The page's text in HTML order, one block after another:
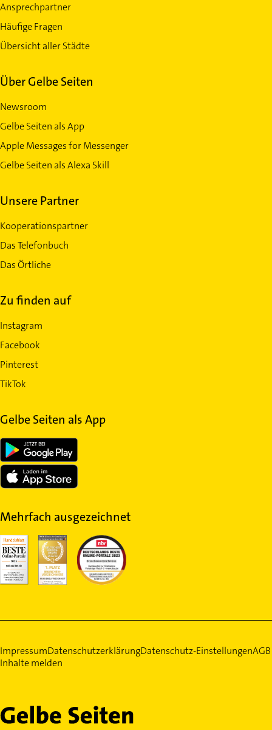
Ansprechpartner
Häufige Fragen
Übersicht aller Städte
Über Gelbe Seiten
Newsroom
Gelbe Seiten als App
Apple Messages for Messenger
Gelbe Seiten als Alexa Skill
Unsere Partner
Kooperationspartner
Das Telefonbuch
Das Örtliche
Zu finden auf
Instagram
Facebook
Pinterest
TikTok
Gelbe Seiten als App
Mehrfach ausgezeichnet
ImpressumDatenschutzerklärungDatenschutz-EinstellungenAGB
Inhalte melden